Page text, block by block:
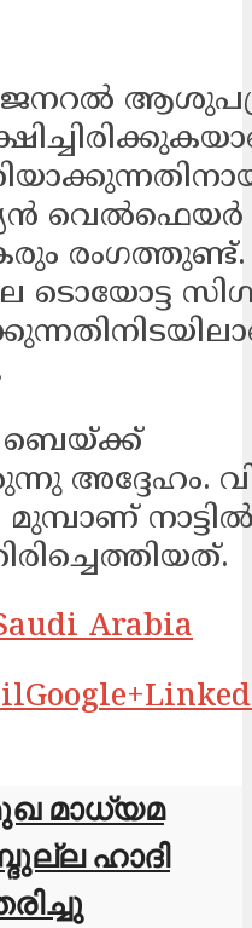
വെൽഫെയർ
ടൊയോട്ട
അദ്ദേഹം.
നാട്ടിൽ
Arabia
Google+
മാധ്യമ
ഹാദി